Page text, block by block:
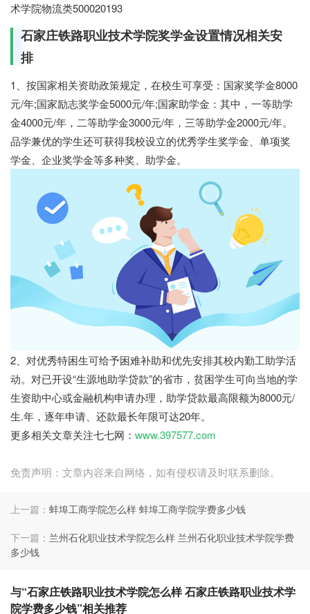
术学院物流类500020193
石家庄铁路职业技术学院奖学金设置情况相关安
排
1、按国家相关资助政策规定，在校生可享受：国家奖学金8000
元/年;国家励志奖学金5000元/年;国家助学金：其中，一等助学
金4000元/年，二等助学金3000元/年，三等助学金2000元/年。
品学兼优的学生还可获得我校设立的优秀学生奖学金、单项奖
学金、企业奖学金等多种奖、助学金。
2、对优秀特困生可给予困难补助和优先安排其校内勤工助学活
动。对已开设“生源地助学贷款”的省市，贫困学生可向当地的学
生资助中心或金融机构申请办理，助学贷款最高限额为8000元/
生.年，逐年申请、还款最长年限可达20年。
更多相关文章关注七七网： www.397577.com
免责声明：文章内容来自网络，如有侵权请及时联系删除。
上一篇： 蚌埠工商学院怎么样 蚌埠工商学院学费多少钱
下一篇： 兰州石化职业技术学院怎么样 兰州石化职业技术学院学费
多少钱
与“石家庄铁路职业技术学院怎么样 石家庄铁路职业技术学
院学费多少钱”相关推荐